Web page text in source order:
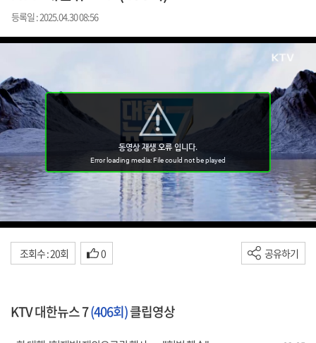
등록일 : 2025.04.30 08:56
조회수 : 20회 0 공유하기
KTV 대한뉴스 7(406회)클립영상